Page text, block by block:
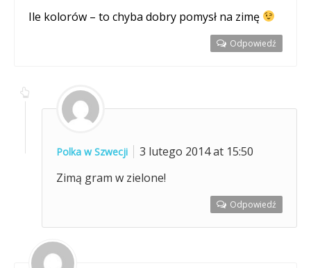
Ile kolorów – to chyba dobry pomysł na zimę
Odpowiedź
Polka w Szwecji
3 lutego 2014 at 15:50
Zimą gram w zielone!
Odpowiedź